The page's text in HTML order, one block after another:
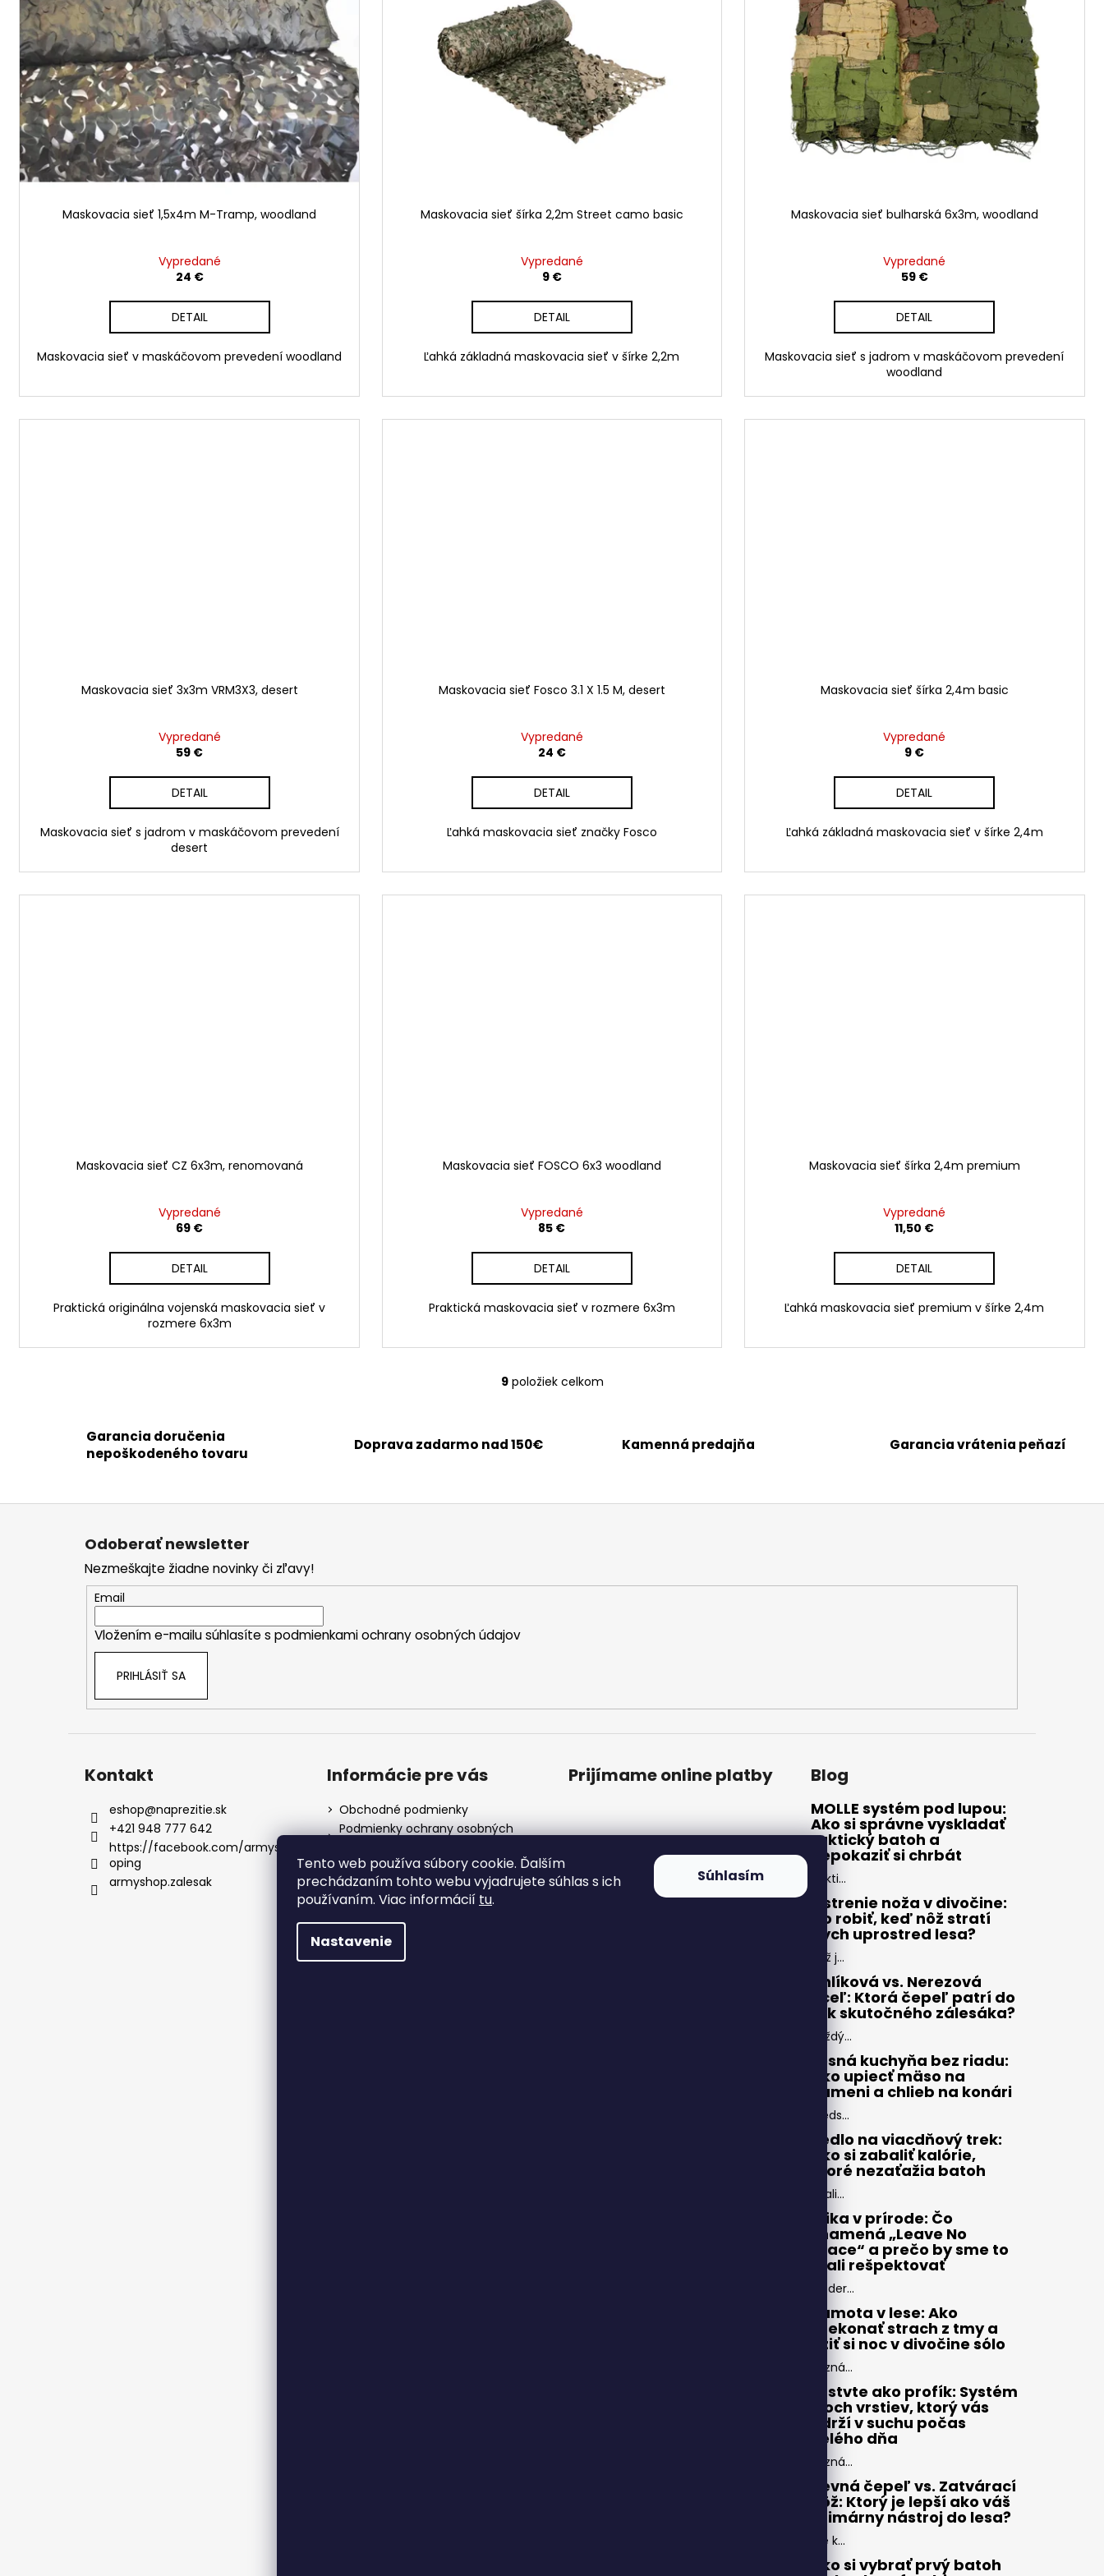
Tento web používa súbory cookie. Ďalším
prechádzaním tohto webu vyjadrujete súhlas s ich
používaním. Viac informácií tu.
Nastavenie
Súhlasím
d
u
k
t
o
v
i
s
p
r
o
d
u
k
t
Maskovacia sieť 1,5x4m M-Tramp, woodland
Vypredané
24 €
DETAIL
Maskovacia sieť v maskáčovom prevedení woodland
Maskovacia sieť šírka 2,2m Street camo basic
Vypredané
9 €
DETAIL
Ľahká základná maskovacia sieť v šírke 2,2m
Maskovacia sieť bulharská 6x3m, woodland
Vypredané
59 €
DETAIL
Maskovacia sieť s jadrom v maskáčovom prevedení
woodland
Maskovacia sieť 3x3m VRM3X3, desert
Vypredané
59 €
DETAIL
Maskovacia sieť s jadrom v maskáčovom prevedení
desert
Maskovacia sieť Fosco 3.1 X 1.5 M, desert
Vypredané
24 €
DETAIL
Ľahká maskovacia sieť značky Fosco
Maskovacia sieť šírka 2,4m basic
Vypredané
9 €
DETAIL
Ľahká základná maskovacia sieť v šírke 2,4m
Maskovacia sieť CZ 6x3m, renomovaná
Vypredané
69 €
DETAIL
Praktická originálna vojenská maskovacia sieť v
rozmere 6x3m
Maskovacia sieť FOSCO 6x3 woodland
Vypredané
85 €
DETAIL
Praktická maskovacia sieť v rozmere 6x3m
Maskovacia sieť šírka 2,4m premium
Vypredané
11,50 €
DETAIL
Ľahká maskovacia sieť premium v šírke 2,4m
O
c
v
s
u
9položiek celkom
Garancia doručenia
nepoškodeného tovaru
Doprava zadarmo nad 150€ Kamenná predajňa Garancia vrátenia peňazí
Odoberať newsletter
Nezmeškajte žiadne novinky či zľavy!
Email
Vložením e-mailu súhlasíte s podmienkami ochrany osobných údajov
PRIHLÁSIŤ SA
Kontakt
eshop@naprezitie.sk
+421 948 777 642
https://facebook.com/armysh
oping
armyshop.zalesak
Informácie pre vás
Obchodné podmienky
Podmienky ochrany osobných
Kamenná predajňa
Prijímame online platby Blog
MOLLE systém pod lupou:
Ako si správne vyskladať
taktický batoh a
nepokaziť si chrbát
Takti...
Ostrenie noža v divočine:
Čo robiť, keď nôž stratí
dych uprostred lesa?
Nôž j...
Uhlíková vs. Nerezová
oceľ: Ktorá čepeľ patrí do
rúk skutočného zálesáka?
Každý...
Lesná kuchyňa bez riadu:
Ako upiecť mäso na
kameni a chlieb na konári
Preds...
Jedlo na viacdňový trek:
Ako si zabaliť kalórie,
ktoré nezaťažia batoh
Zbali...
Etika v prírode: Čo
znamená „Leave No
Trace“ a prečo by sme to
mali rešpektovať
Moder...
Samota v lese: Ako
prekonať strach z tmy a
užiť si noc v divočine sólo
Pozná...
Vrstvte ako profík: Systém
troch vrstiev, ktorý vás
udrží v suchu počas
celého dňa
Pozná...
Pevná čepeľ vs. Zatvárací
nôž: Ktorý je lepší ako váš
primárny nástroj do lesa?
Pre k...
Ako si vybrať prvý batoh